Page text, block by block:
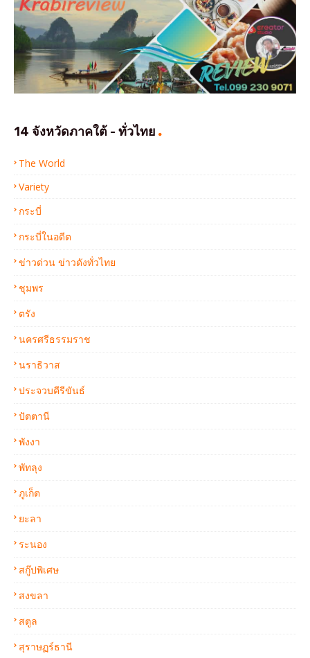
14 จังหวัดภาคใต้ - ทั่วไทย
The World
Variety
กระบี่
กระบี่ในอดีต
ข่าวด่วน ข่าวดังทั่วไทย
ชุมพร
ตรัง
นครศรีธรรมราช
นราธิวาส
ประจวบคีรีขันธ์
ปัตตานี
พังงา
พัทลุง
ภูเก็ต
ยะลา
ระนอง
สกู๊ปพิเศษ
สงขลา
สตูล
สุราษฏร์ธานี